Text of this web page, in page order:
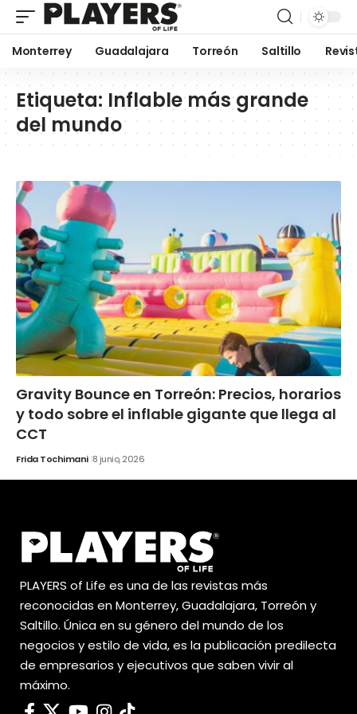
Monterrey Guadalajara Torreón Saltillo
Etiqueta: Inflable más grande
del mundo
Gravity Bounce en Torreón: Precios, horarios
y todo sobre el inflable gigante que llega al
CCT
Frida Tochimani 8 junio, 2026
PLAYERS of Life es una de las revistas más
reconocidas en Monterrey, Guadalajara, Torreón y
Saltillo. Única en su género del mundo de los
negocios y estilo de vida, es la publicación predilecta
de empresarios y ejecutivos que saben vivir al
máximo.